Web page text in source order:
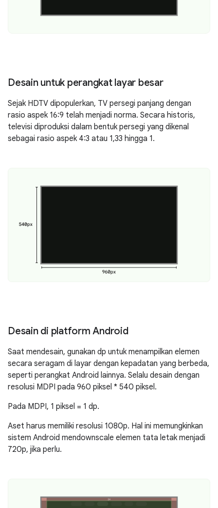
Desain untuk perangkat layar besar
Sejak HDTV dipopulerkan, TV persegi panjang dengan
rasio aspek 16:9 telah menjadi norma. Secara historis,
televisi diproduksi dalam bentuk persegi yang dikenal
sebagai rasio aspek 4:3 atau 1,33 hingga 1.
Desain di platform Android
Saat mendesain, gunakan dp untuk menampilkan elemen
secara seragam di layar dengan kepadatan yang berbeda,
seperti perangkat Android lainnya. Selalu desain dengan
resolusi MDPI pada 960 piksel * 540 piksel.
Pada MDPI, 1 piksel = 1 dp.
Aset harus memiliki resolusi 1080p. Hal ini memungkinkan
sistem Android mendownscale elemen tata letak menjadi
720p, jika perlu.